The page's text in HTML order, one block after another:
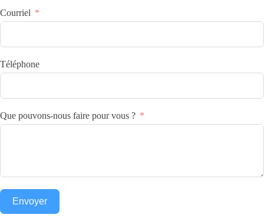
Courriel
Téléphone
Que pouvons-nous faire pour vous ?
Envoyer